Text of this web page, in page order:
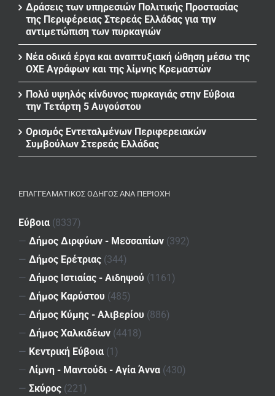
Δράσεις των υπηρεσιών Πολιτικής Προστασίας
της Περιφέρειας Στερεάς Ελλάδας για την
αντιμετώπιση των πυρκαγιών
Νέα οδικά έργα και αναπτυξιακή ώθηση μέσω της
ΟΧΕ Αγράφων και της λίμνης Κρεμαστών
Πολύ υψηλός κίνδυνος πυρκαγιάς στην Εύβοια
την Τετάρτη 5 Αυγούστου
Ορισμός Εντεταλμένων Περιφερειακών
Συμβούλων Στερεάς Ελλάδας
ΕΠΑΓΓΕΛΜΑΤΙΚΌΣ ΟΔΗΓΌΣ ΑΝΆ ΠΕΡΙΟΧΉ
Εύβοια (8337)
— Δήμος Διρφύων - Μεσσαπίων (392)
— Δήμος Ερέτριας (344)
— Δήμος Ιστιαίας - Αιδηψού (1161)
— Δήμος Καρύστου (485)
— Δήμος Κύμης - Αλιβερίου (886)
— Δήμος Χαλκιδέων (4418)
— Κεντρική Εύβοια (1)
— Λίμνη - Μαντούδι - Αγία Άννα (430)
— Σκύρος (221)